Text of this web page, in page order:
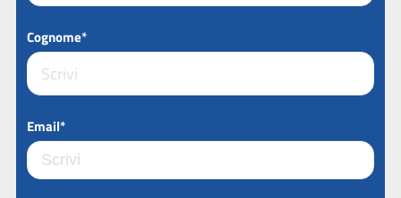
Cognome*
Email*